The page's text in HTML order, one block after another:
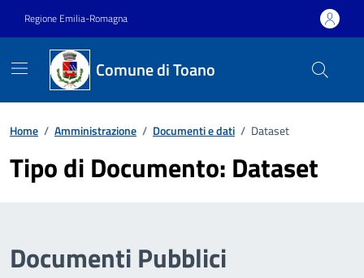
Regione Emilia-Romagna
Comune di Toano
Home / Amministrazione / Documenti e dati / Dataset
Tipo di Documento: Dataset
Documenti Pubblici